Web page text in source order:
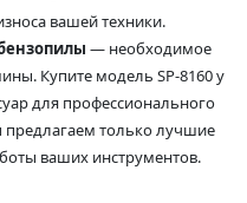
вашей техники.
— необходимое
Купите модель SP-8160 у
для профессионального
только лучшие
ваших инструментов.